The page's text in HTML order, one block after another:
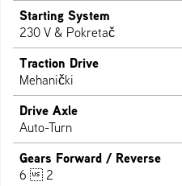
Starting System
230 V & Pokretač
Traction Drive
Mehanički
Drive Axle
Auto-Turn
Gears Forward / Reverse
6  2